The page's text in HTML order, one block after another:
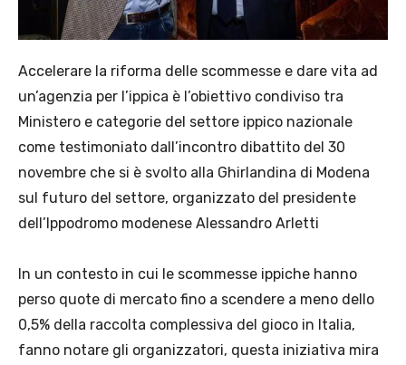
Accelerare la riforma delle scommesse e dare vita ad
un’agenzia per l’ippica è l’obiettivo condiviso tra
Ministero e categorie del settore ippico nazionale
come testimoniato dall’incontro dibattito del 30
novembre che si è svolto alla Ghirlandina di Modena
sul futuro del settore, organizzato del presidente
dell’Ippodromo modenese Alessandro Arletti
In un contesto in cui le scommesse ippiche hanno
perso quote di mercato fino a scendere a meno dello
0,5% della raccolta complessiva del gioco in Italia,
fanno notare gli organizzatori, questa iniziativa mira